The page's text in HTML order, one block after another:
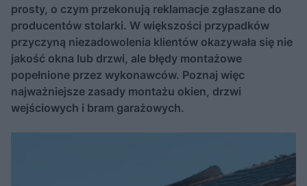
prosty, o czym przekonują reklamacje zgłaszane do
producentów stolarki. W większości przypadków
przyczyną niezadowolenia klientów okazywała się nie
jakość okna lub drzwi, ale błędy montażowe
popełnione przez wykonawców. Poznaj więc
najważniejsze zasady montażu okien, drzwi
wejściowych i bram garażowych.